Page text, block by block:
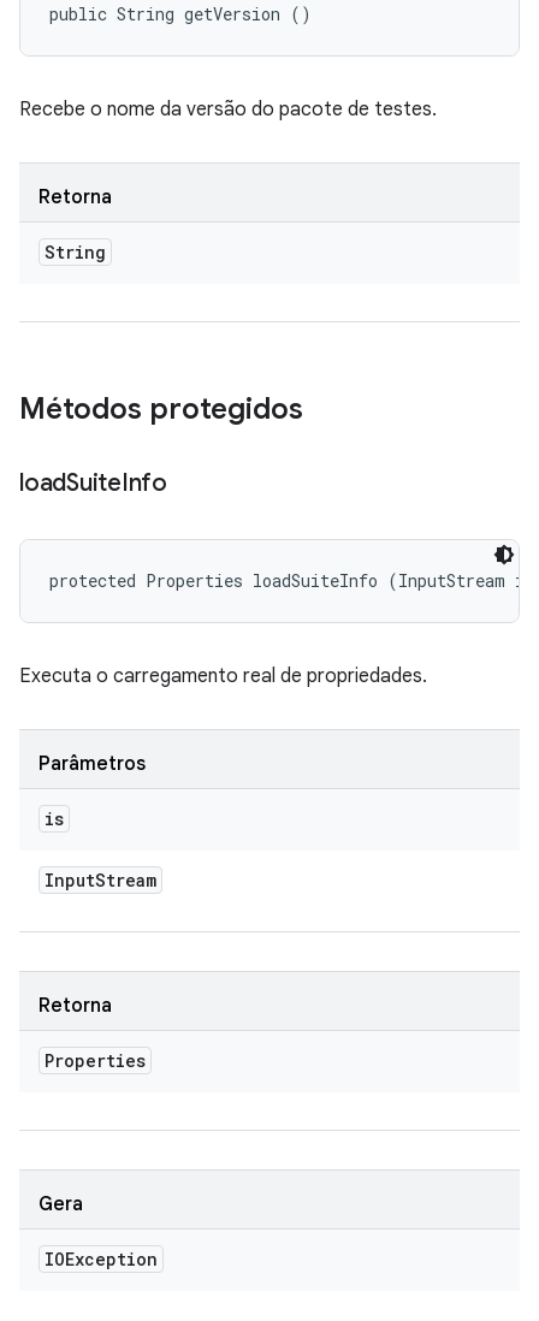
public String getVersion ()
Recebe o nome da versão do pacote de testes.
Retorna
String
Métodos protegidos
loadSuiteInfo
protected Properties loadSuiteInfo (InputStream
Executa o carregamento real de propriedades.
Parâmetros
is
InputStream
Retorna
Properties
Gera
IOException